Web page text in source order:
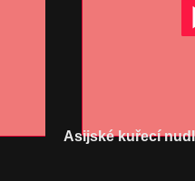
Asijské kuřecí